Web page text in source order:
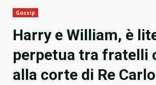
Gossip
Harry e William, è
perpetua tra fratelli
alla corte di Re